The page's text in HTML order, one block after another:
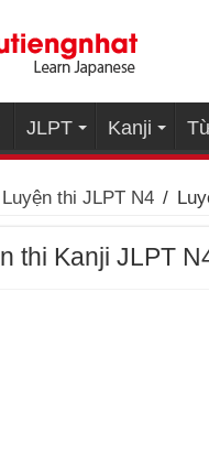
JLPT Kanji
Luyện thi JLPT N4 /
thi Kanji JLPT